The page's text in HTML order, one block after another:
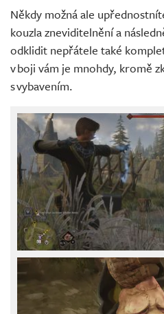
Někdy možná ale
kouzla zneviditelnění a
odklidit nepřátele také
v boji vám je mnohdy, kromě
s vybavením.